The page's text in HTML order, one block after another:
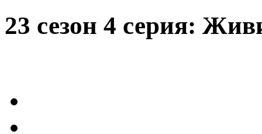
23 сезон 4 серия: